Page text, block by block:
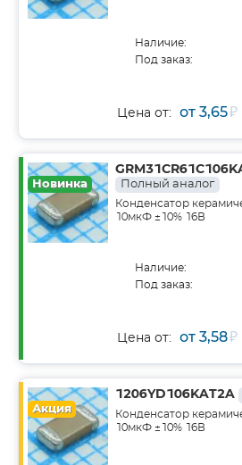
Наличие:
Под заказ:
Цена от: от 3,65₽
Новинка Полный аналог
Конденсатор
10мкФ ±10% 16В
Наличие:
Под заказ:
Цена от: от 3,58₽
Акция
1206YD106KAT2A
Конденсатор
10мкФ ±10% 16В